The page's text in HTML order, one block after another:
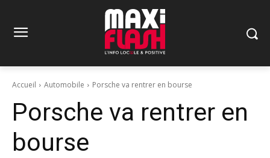
Accueil Automobile Porsche va rentrer en bourse
Porsche va rentrer en
bourse